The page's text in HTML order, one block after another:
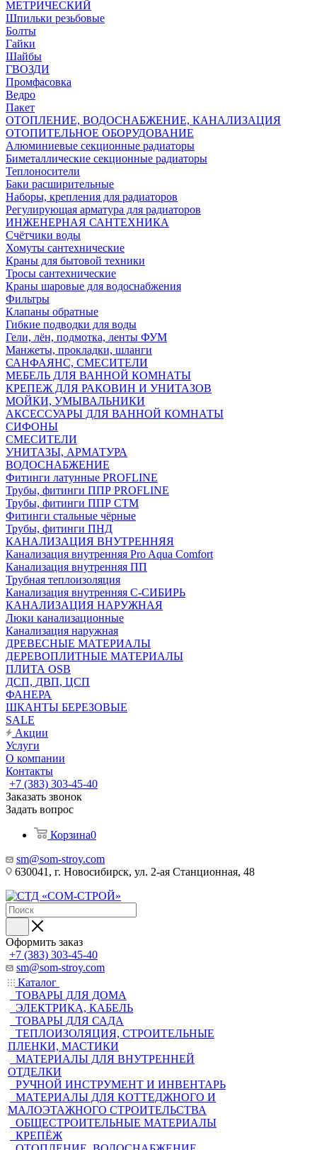
МЕТРИЧЕСКИЙ
Шпильки резьбовые
Болты
Гайки
Шайбы
ГВОЗДИ
Промфасовка
Ведро
Пакет
ОТОПЛЕНИЕ, ВОДОСНАБЖЕНИЕ, КАНАЛИЗАЦИЯ
ОТОПИТЕЛЬНОЕ ОБОРУДОВАНИЕ
Алюминиевые секционные радиаторы
Биметаллические секционные радиаторы
Теплоносители
Баки расширительные
Наборы, крепления для радиаторов
Регулирующая арматура для радиаторов
ИНЖЕНЕРНАЯ САНТЕХНИКА
Счётчики воды
Хомуты сантехнические
Краны для бытовой техники
Тросы сантехнические
Краны шаровые для водоснабжения
Фильтры
Клапаны обратные
Гибкие подводки для воды
Гели, лён, подмотка, ленты ФУМ
Манжеты, прокладки, шланги
САНФАЯНС, СМЕСИТЕЛИ
МЕБЕЛЬ ДЛЯ ВАННОЙ КОМНАТЫ
КРЕПЕЖ ДЛЯ РАКОВИН И УНИТАЗОВ
МОЙКИ, УМЫВАЛЬНИКИ
АКСЕССУАРЫ ДЛЯ ВАННОЙ КОМНАТЫ
СИФОНЫ
СМЕСИТЕЛИ
УНИТАЗЫ, АРМАТУРА
ВОДОСНАБЖЕНИЕ
Фитинги латунные PROFLINE
Трубы, фитинги ППР PROFLINE
Трубы, фитинги ППР СТМ
Фитинги стальные чёрные
Трубы, фитинги ПНД
КАНАЛИЗАЦИЯ ВНУТРЕННЯЯ
Канализация внутренняя Pro Aqua Comfort
Канализация внутренняя ПП
Трубная теплоизоляция
Канализация внутренняя С-СИБИРЬ
КАНАЛИЗАЦИЯ НАРУЖНАЯ
Люки канализационные
Канализация наружная
ДРЕВЕСНЫЕ МАТЕРИАЛЫ
ДЕРЕВОПЛИТНЫЕ МАТЕРИАЛЫ
ПЛИТА OSB
ДСП, ДВП, ЦСП
ФАНЕРА
ШКАНТЫ БЕРЕЗОВЫЕ
SALE
Акции
Услуги
О компании
Контакты
+7 (383) 303-45-40
Заказать звонок
Задать вопрос
Корзина0
sm@som-stroy.com
630041, г. Новосибирск, ул. 2-ая Станционная, 48
Оформить заказ
+7 (383) 303-45-40
sm@som-stroy.com
Каталог
ТОВАРЫ ДЛЯ ДОМА
ЭЛЕКТРИКА, КАБЕЛЬ
ТОВАРЫ ДЛЯ САДА
ТЕПЛОИЗОЛЯЦИЯ, СТРОИТЕЛЬНЫЕ
ПЛЕНКИ, МАСТИКИ
МАТЕРИАЛЫ ДЛЯ ВНУТРЕННЕЙ
ОТДЕЛКИ
РУЧНОЙ ИНСТРУМЕНТ И ИНВЕНТАРЬ
МАТЕРИАЛЫ ДЛЯ КОТТЕДЖНОГО И
МАЛОЭТАЖНОГО СТРОИТЕЛЬСТВА
ОБЩЕСТРОИТЕЛЬНЫЕ МАТЕРИАЛЫ
КРЕПЁЖ